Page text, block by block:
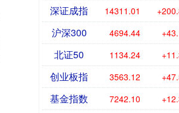
深证成指 14311.01
沪深300 4694.44
北证50 1134.24
创业板指 3563.12
基金指数 7242.10